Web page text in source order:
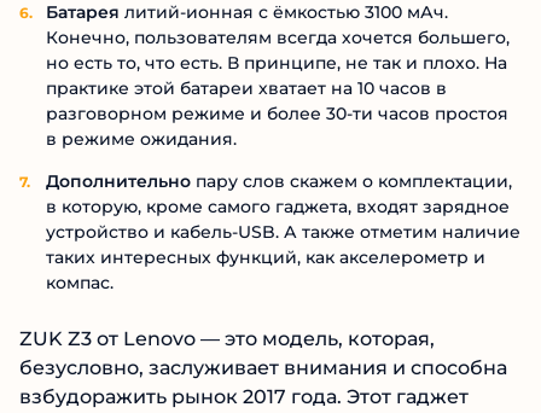
Батарея литий-ионная с ёмкостью 3100 мАч.
Конечно, пользователям всегда хочется большего,
но есть то, что есть. В принципе, не так и плохо. На
практике этой батареи хватает на 10 часов в
разговорном режиме и более 30-ти часов простоя
в режиме ожидания.
Дополнительно пару слов скажем о комплектации,
в которую, кроме самого гаджета, входят зарядное
устройство и кабель-USB. А также отметим наличие
таких интересных функций, как акселерометр и
компас.
ZUK Z3 от Lenovo — это модель, которая,
безусловно, заслуживает внимания и способна
взбудоражить рынок 2017 года. Этот гаджет